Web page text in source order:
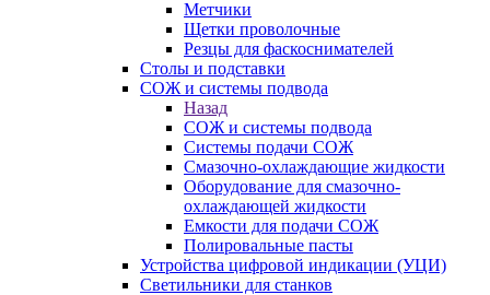
Метчики
Щетки проволочные
Резцы для фаскоснимателей
Столы и подставки
СОЖ и системы подвода
Назад
СОЖ и системы подвода
Системы подачи СОЖ
Смазочно-охлаждающие жидкости
Оборудование для смазочно-
охлаждающей жидкости
Емкости для подачи СОЖ
Полировальные пасты
Устройства цифровой индикации (УЦИ)
Светильники для станков